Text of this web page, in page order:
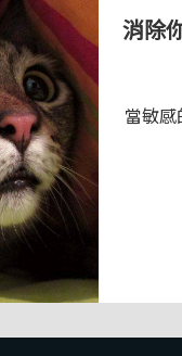
消除
當敏感